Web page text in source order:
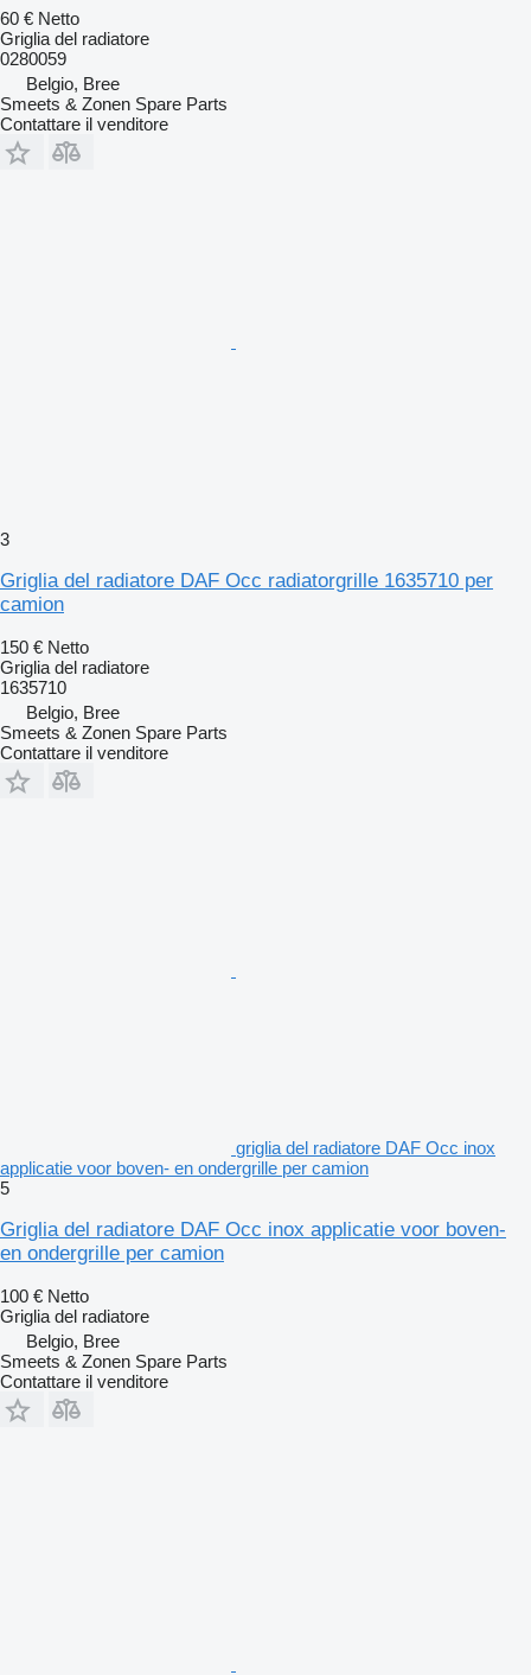
60 € Netto
Griglia del radiatore
0280059
Belgio, Bree
Smeets & Zonen Spare Parts
Contattare il venditore
3
Griglia del radiatore DAF Occ radiatorgrille 1635710 per
camion
150 € Netto
Griglia del radiatore
1635710
Belgio, Bree
Smeets & Zonen Spare Parts
Contattare il venditore
griglia del radiatore DAF Occ inox
applicatie voor boven- en ondergrille per camion
5
Griglia del radiatore DAF Occ inox applicatie voor boven-
en ondergrille per camion
100 € Netto
Griglia del radiatore
Belgio, Bree
Smeets & Zonen Spare Parts
Contattare il venditore